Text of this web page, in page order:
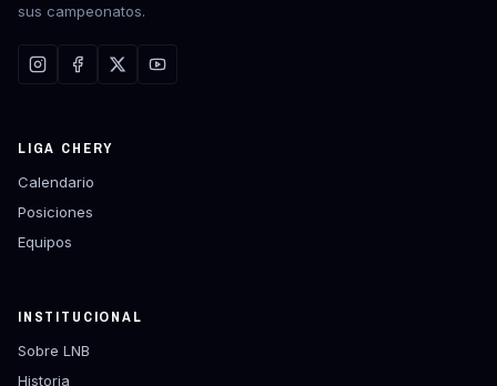
sus campeonatos.
LIGA CHERY
Calendario
Posiciones
Equipos
INSTITUCIONAL
Sobre LNB
Historia